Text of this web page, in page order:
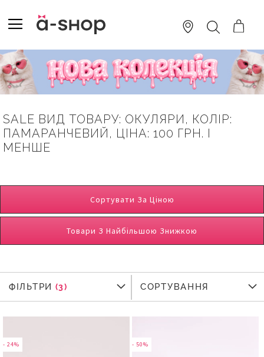
TO
CONTENT
ПОШУК
SALE ВИД ТОВАРУ: ОКУЛЯРИ, КОЛІР:
ПАМАРАНЧЕВИЙ, ЦІНА: 100 ГРН. І
МЕНШЕ
Сортувати За Ціною
Товари З Найбільшою Знижкою
- 24% - 50%
ФІЛЬТРИ
ФІЛЬТРИ СОРТУВАННЯ